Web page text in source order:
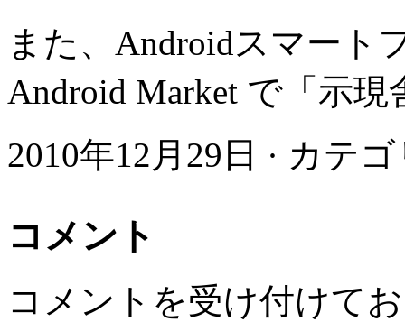
また、Androidスマート
Android Market で「示
2010年12月29日 · カテ
コメント
コメントを受け付けて